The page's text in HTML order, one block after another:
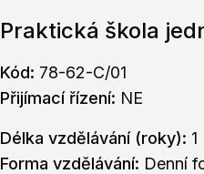
Praktická škola
Kód: 78-62-C/01
Přijímací řízení: NE
Délka vzdělávání (roky): 1
Forma vzdělávání: Denní